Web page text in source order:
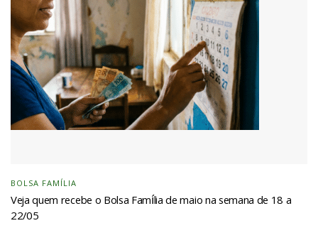
BOLSA FAMÍLIA
Veja quem recebe o Bolsa Família de maio na semana de 18 a
22/05